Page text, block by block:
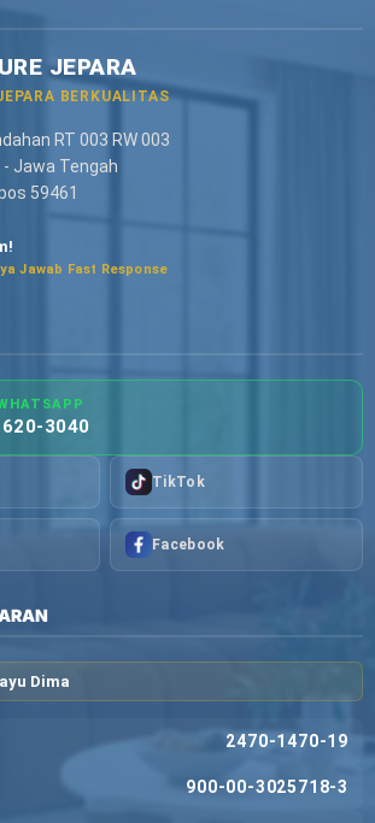
JEPARA
BERKUALITAS
RT 003 RW 003
Jawa Tengah
59461
Jawab Fast Response
3040
TikTok
Facebook
Dima
2470-1470-19
900-00-3025718-3